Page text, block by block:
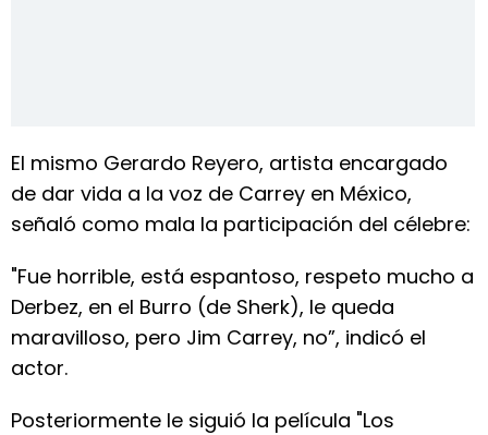
El mismo Gerardo Reyero, artista encargado
de dar vida a la voz de Carrey en México,
señaló como mala la participación del célebre:
"Fue horrible, está espantoso, respeto mucho a
Derbez, en el Burro (de Sherk), le queda
maravilloso, pero Jim Carrey, no”, indicó el
actor.
Posteriormente le siguió la película "Los